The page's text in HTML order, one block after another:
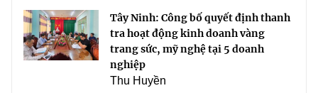
Tây Ninh: Công bố quyết định thanh
tra hoạt động kinh doanh vàng
trang sức, mỹ nghệ tại 5 doanh
nghiệp
Thu Huyền